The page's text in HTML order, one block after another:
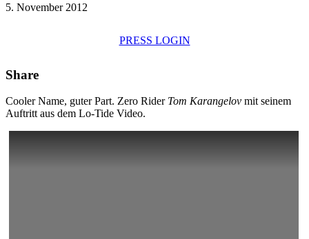
5. November 2012
PRESS LOGIN
Share
Cooler Name, guter Part. Zero Rider Tom Karangelov mit seinem
Auftritt aus dem Lo-Tide Video.